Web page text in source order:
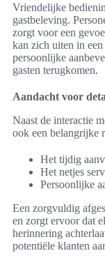
Vriendelijke
gastbeleving.
zorgt voor een
kan zich uiten in
persoonlijke
gasten terugkomen.
Aandacht voor
Naast de interactie
ook een belangrijke
Het tijdig
Het netjes
Persoonlijke
Een zorgvuldig
en zorgt ervoor dat
herinnering
potentiële klanten